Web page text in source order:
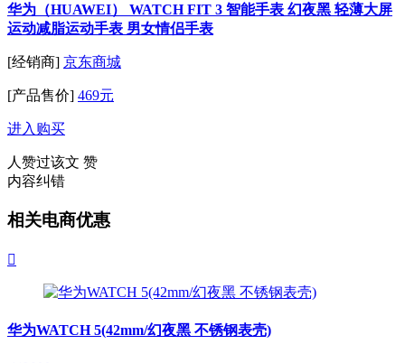
华为（HUAWEI） WATCH FIT 3 智能手表 幻夜黑 轻薄大屏
运动减脂运动手表 男女情侣手表
[经销商] 京东商城
[产品售价] 469元
进入购买
人赞过该文 赞
内容纠错
相关电商优惠

华为WATCH 5(42mm/幻夜黑 不锈钢表壳)